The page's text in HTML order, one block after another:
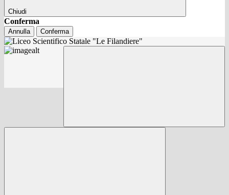
Chiudi
Conferma
Annulla Conferma